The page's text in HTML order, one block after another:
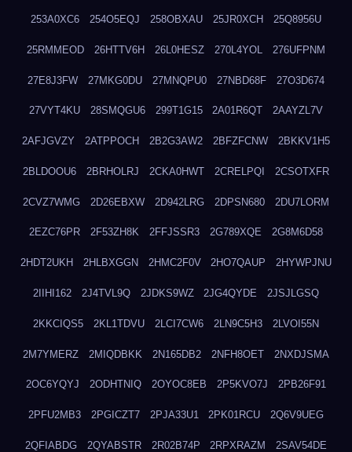
253A0XC6 254O5EQJ 258OBXAU 25JR0XCH 25Q8956U
25RMMEOD 26HTTV6H 26L0HESZ 270L4YOL 276UFPNM
27E8J3FW 27MKG0DU 27MNQPU0 27NBD68F 27O3D674
27VYT4KU 28SMQGU6 299T1G15 2A01R6QT 2AAYZL7V
2AFJGVZY 2ATPPOCH 2B2G3AW2 2BFZFCNW 2BKKV1H5
2BLDOOU6 2BRHOLRJ 2CKA0HWT 2CRELPQI 2CSOTXFR
2CVZ7WMG 2D26EBXW 2D942LRG 2DPSN680 2DU7LORM
2EZC76PR 2F53ZH8K 2FFJSSR3 2G789XQE 2G8M6D58
2HDT2UKH 2HLBXGGN 2HMC2F0V 2HO7QAUP 2HYWPJNU
2IIHI162 2J4TVL9Q 2JDKS9WZ 2JG4QYDE 2JSJLGSQ
2KKCIQS5 2KL1TDVU 2LCI7CW6 2LN9C5H3 2LVOI55N
2M7YMERZ 2MIQDBKK 2N165DB2 2NFH8OET 2NXDJSMA
2OC6YQYJ 2ODHTNIQ 2OYOC8EB 2P5KVO7J 2PB26F91
2PFU2MB3 2PGICZT7 2PJA33U1 2PK01RCU 2Q6V9UEG
2QFIABDG 2QYABSTR 2R02B74P 2RPXRAZM 2SAV54DE